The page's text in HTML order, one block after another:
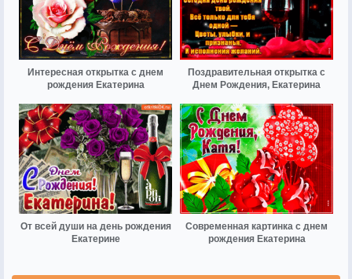
Интересная открытка с днем
рождения Екатерина
Поздравительная открытка с
Днем Рождения, Екатерина
От всей души на день рождения
Екатерине
Современная картинка с днем
рождения Екатерина